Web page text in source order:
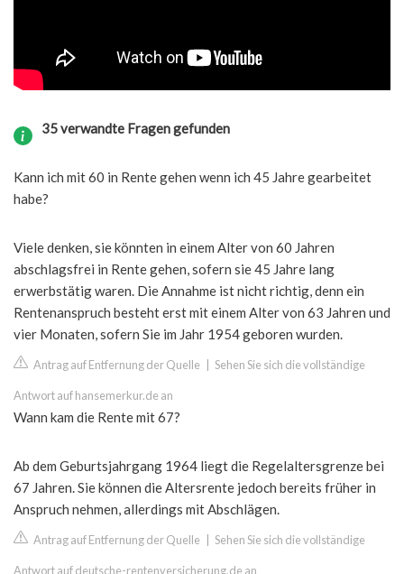
35 verwandte Fragen gefunden
Kann ich mit 60 in Rente gehen wenn ich 45 Jahre gearbeitet
habe?
Viele denken, sie könnten in einem Alter von 60 Jahren
abschlagsfrei in Rente gehen, sofern sie 45 Jahre lang
erwerbstätig waren. Die Annahme ist nicht richtig, denn ein
Rentenanspruch besteht erst mit einem Alter von 63 Jahren und
vier Monaten, sofern Sie im Jahr 1954 geboren wurden.
Antrag auf Entfernung der Quelle Sehen Sie sich die vollständige
Antwort auf hansemerkur.de an
Wann kam die Rente mit 67?
Ab dem Geburtsjahrgang 1964 liegt die Regelaltersgrenze bei
67 Jahren. Sie können die Altersrente jedoch bereits früher in
Anspruch nehmen, allerdings mit Abschlägen.
Antrag auf Entfernung der Quelle Sehen Sie sich die vollständige
Antwort auf deutsche-rentenversicherung.de an